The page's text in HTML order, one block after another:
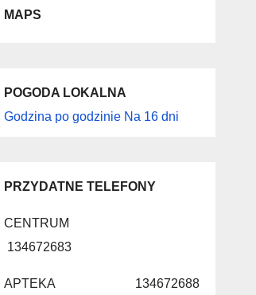
MAPS
POGODA LOKALNA
Godzina po godzinie Na 16 dni
PRZYDATNE TELEFONY
CENTRUM
134672683
APTEKA 134672688